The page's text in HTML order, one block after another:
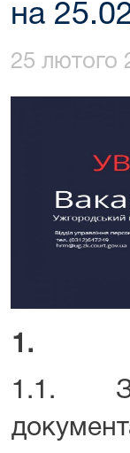
на
25 лютого
1.1.